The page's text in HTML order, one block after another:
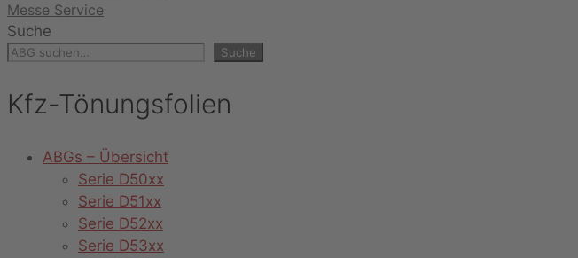
Messe Service
Suche
Suche
Kfz-Tönungsfolien
ABGs – Übersicht
Serie D50xx
Serie D51xx
Serie D52xx
Serie D53xx